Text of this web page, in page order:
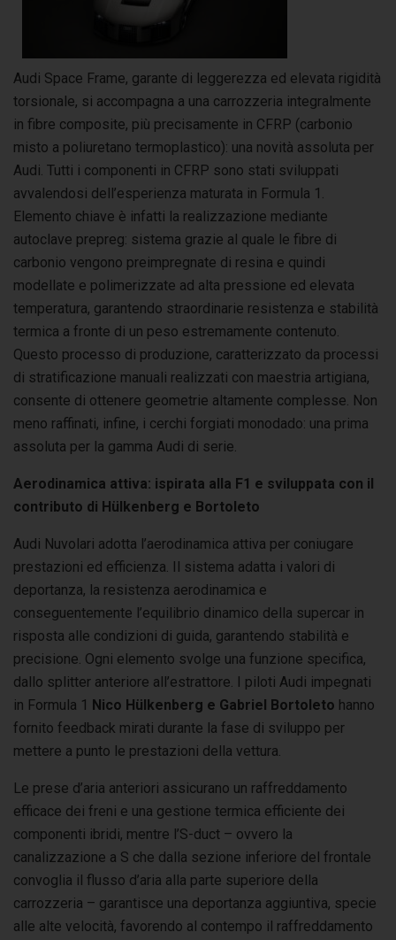
Audi Space Frame, garante di leggerezza ed elevata rigidità
torsionale, si accompagna a una carrozzeria integralmente
in fibre composite, più precisamente in CFRP (carbonio
misto a poliuretano termoplastico): una novità assoluta per
Audi. Tutti i componenti in CFRP sono stati sviluppati
avvalendosi dell’esperienza maturata in Formula 1.
Elemento chiave è infatti la realizzazione mediante
autoclave prepreg: sistema grazie al quale le fibre di
carbonio vengono preimpregnate di resina e quindi
modellate e polimerizzate ad alta pressione ed elevata
temperatura, garantendo straordinarie resistenza e stabilità
termica a fronte di un peso estremamente contenuto.
Questo processo di produzione, caratterizzato da processi
di stratificazione manuali realizzati con maestria artigiana,
consente di ottenere geometrie altamente complesse. Non
meno raffinati, infine, i cerchi forgiati monodado: una prima
assoluta per la gamma Audi di serie.
Aerodinamica attiva: ispirata alla F1 e sviluppata con il
contributo di Hülkenberg e Bortoleto
Audi Nuvolari adotta l’aerodinamica attiva per coniugare
prestazioni ed efficienza. Il sistema adatta i valori di
deportanza, la resistenza aerodinamica e
conseguentemente l’equilibrio dinamico della supercar in
risposta alle condizioni di guida, garantendo stabilità e
precisione. Ogni elemento svolge una funzione specifica,
dallo splitter anteriore all’estrattore. I piloti Audi impegnati
in Formula 1 Nico Hülkenberg e Gabriel Bortoleto hanno
fornito feedback mirati durante la fase di sviluppo per
mettere a punto le prestazioni della vettura.
Le prese d’aria anteriori assicurano un raffreddamento
efficace dei freni e una gestione termica efficiente dei
componenti ibridi, mentre l’S-duct – ovvero la
canalizzazione a S che dalla sezione inferiore del frontale
convoglia il flusso d’aria alla parte superiore della
carrozzeria – garantisce una deportanza aggiuntiva, specie
alle alte velocità, favorendo al contempo il raffreddamento